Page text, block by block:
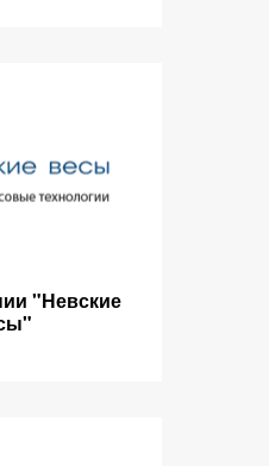
"Невские